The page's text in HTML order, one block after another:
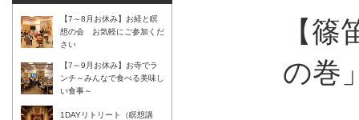
【
の巻
【7～8月お休み】お経と瞑
想の会 お気軽にご参加くだ
さい
【7～9月お休み】お寺でラ
ンチ～みんなで食べる美味し
い食事～
1DAYリトリート（瞑想講